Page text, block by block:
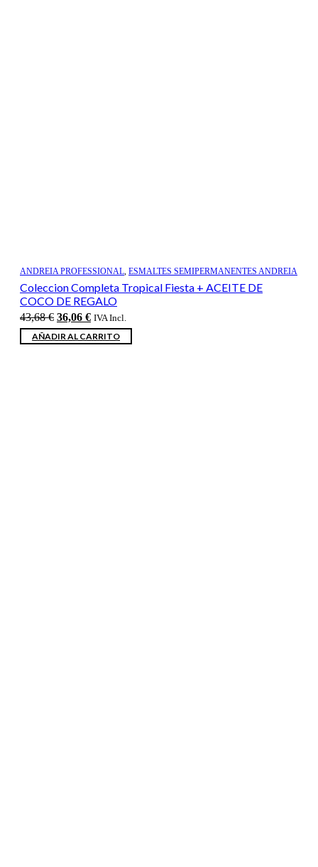
ANDREIA PROFESSIONAL, ESMALTES SEMIPERMANENTES ANDREIA
Coleccion Completa Tropical Fiesta + ACEITE DE
COCO DE REGALO
43,68€ El
precio
original
36,06 €El
precio
actual
IVA Incl.
AÑADIR AL CARRITO